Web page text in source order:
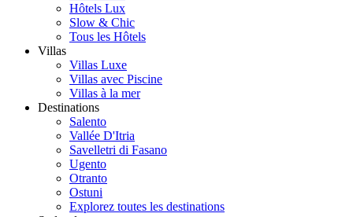
Hôtels Lux
Slow & Chic
Tous les Hôtels
Villas
Villas Luxe
Villas avec Piscine
Villas à la mer
Destinations
Salento
Vallée D'Itria
Savelletri di Fasano
Ugento
Otranto
Ostuni
Explorez toutes les destinations